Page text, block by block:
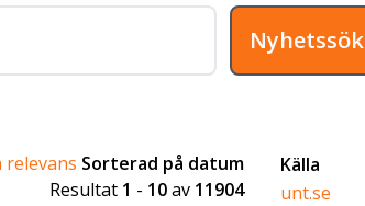
Nyhetssök
relevans Sorterad på datum
Resultat 1 - 10av 11904
Källa
unt.se